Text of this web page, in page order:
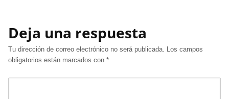
Deja una respuesta
Tu dirección de correo electrónico no será publicada. Los campos
obligatorios están marcados con *